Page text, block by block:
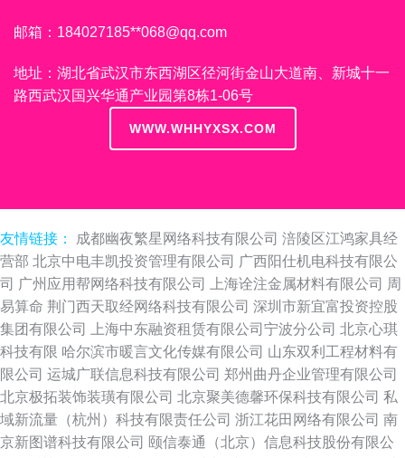
邮箱：184027185**068@qq.com
地址：湖北省武汉市东西湖区径河街金山大道南、新城十一
路西武汉国兴华通产业园第8栋1-06号
WWW.WHHYXSX.COM
友情链接： 成都幽夜繁星网络科技有限公司 涪陵区江鸿家具经
营部 北京中电丰凯投资管理有限公司 广西阳仕机电科技有限公
司 广州应用帮网络科技有限公司 上海诠注金属材料有限公司 周
易算命 荆门西天取经网络科技有限公司 深圳市新宜富投资控股
集团有限公司
上海中东融资租赁有限公司宁波分公司 北京心琪
科技有限 哈尔滨市暖言文化传媒有限公司 山东双利工程材料有
限公司 运城广联信息科技有限公司 郑州曲丹企业管理有限公司
北京极拓装饰装璜有限公司 北京聚美德馨环保科技有限公司 私
域新流量（杭州）科技有限责任公司 浙江花田网络有限公司 南
京新图谱科技有限公司
颐信泰通（北京）信息科技股份有限公